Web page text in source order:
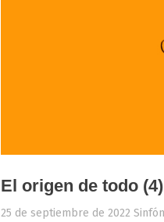
El origen de todo (4)
25 de septiembre de 2022